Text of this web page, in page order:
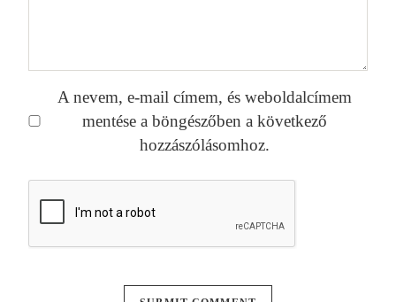
A nevem, e-mail címem, és weboldalcímem
mentése a böngészőben a következő
hozzászólásomhoz.